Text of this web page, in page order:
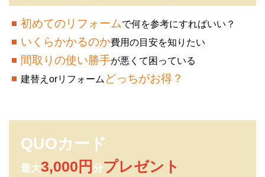
初めてのリフォームで何を参考にすればいい？
いくらかかるのか費用の目安を知りたい
間取りの使い勝手が悪くて困っている
建替えorリフォーム どっちがお得？
QUOカード
最大3,000円 分プレゼント